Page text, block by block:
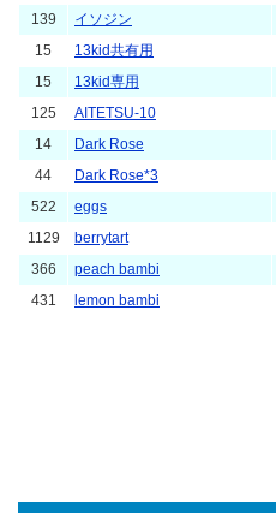
139
イソジン
15
13kid共有用
15
13kid専用
125
AITETSU-10
14
Dark Rose
44
Dark Rose*3
522
eggs
1129
berrytart
366
peach bambi
431
lemon bambi